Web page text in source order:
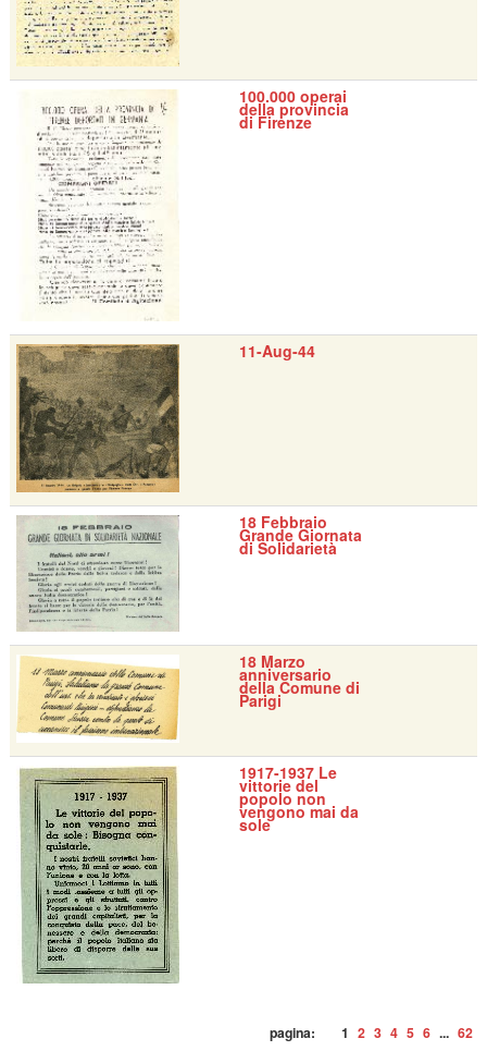
100.000 operai
della provincia
di Firenze
11-Aug-44
18 Febbraio
Grande Giornata
di Solidarietà
18 Marzo
anniversario
della Comune di
Parigi
1917-1937 Le
vittorie del
popolo non
vengono mai da
sole
pagina: 1 2 3 4 5 6 ... 62